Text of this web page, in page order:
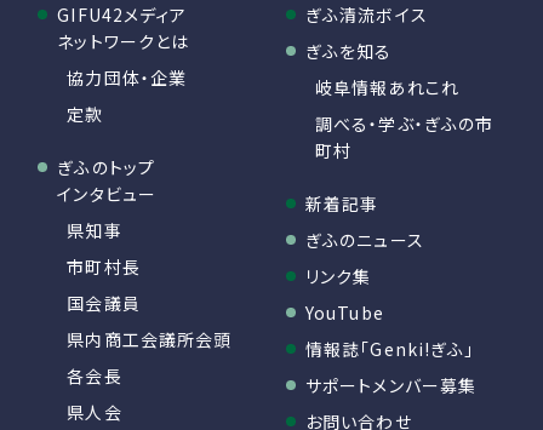
GIFU42メディア
ネットワークとは
協力団体・企業
定款
ぎふのトップ
インタビュー
県知事
市町村長
国会議員
県内商工会議所会頭
各会長
県人会
ぎふ清流ボイス
ぎふを知る
岐阜情報あれこれ
調べる・学ぶ・ぎふの市
町村
新着記事
ぎふのニュース
リンク集
YouTube
情報誌「Genki!ぎふ」
サポートメンバー募集
お問い合わせ